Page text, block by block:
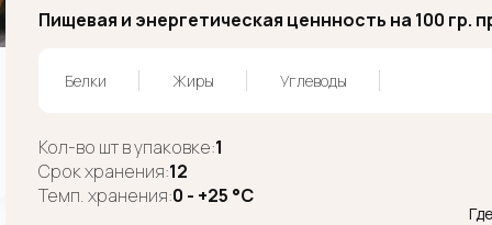
Пищевая и энергетическая ценнность на 100 гр.
Белки Жиры Углеводы
Кол-во шт в упаковке:1
Срок хранения:12
Темп. хранения:0 - +25 °C